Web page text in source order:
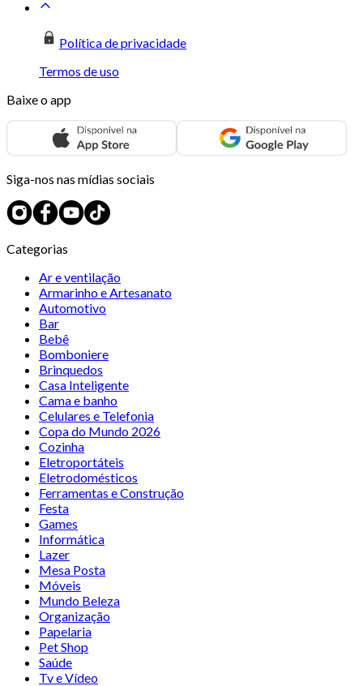
Política de privacidade
Termos de uso
Baixe o app
Siga-nos nas mídias sociais
Categorias
Ar e ventilação
Armarinho e Artesanato
Automotivo
Bar
Bebê
Bomboniere
Brinquedos
Casa Inteligente
Cama e banho
Celulares e Telefonia
Copa do Mundo 2026
Cozinha
Eletroportáteis
Eletrodomésticos
Ferramentas e Construção
Festa
Games
Informática
Lazer
Mesa Posta
Móveis
Mundo Beleza
Organização
Papelaria
Pet Shop
Saúde
Tv e Vídeo